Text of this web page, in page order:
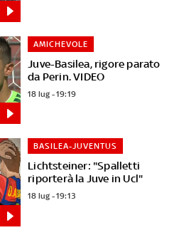
Juve-Basilea, rigore parato
da Perin. VIDEO
AMICHEVOLE
18 lug - 19:19
Lichtsteiner: "Spalletti
riporterà la Juve in Ucl"
BASILEA-JUVENTUS
18 lug - 19:13